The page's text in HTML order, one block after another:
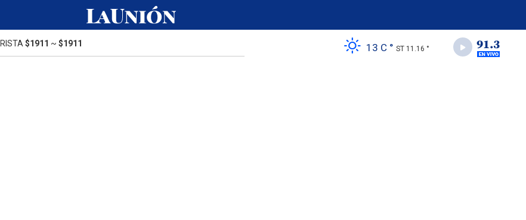
$1911 ~ $1911 13 C ° ST 11.16 °